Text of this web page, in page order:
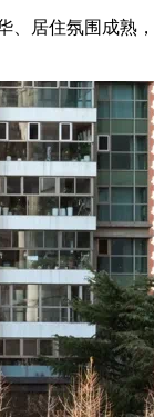
居住氛围成熟